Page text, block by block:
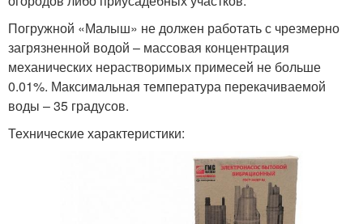
Погружной «Малыш» не должен работать с чрезмерно
загрязненной водой – массовая концентрация
механических нерастворимых примесей не больше
0.01%. Максимальная температура перекачиваемой
воды – 35 градусов.
Технические характеристики: